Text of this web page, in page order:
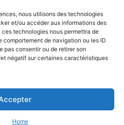
nous utilisons des technologies
et/ou accéder aux informations des
technologies nous permettra de
comportement de navigation ou les ID
pas consentir ou de retirer son
négatif sur certaines caractéristiques
Home
Entrepreneur Afrique
Auto-Moto
By AAKOM.DIGITAL